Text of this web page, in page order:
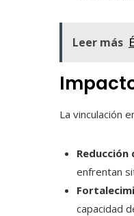
Leer más
La vinculación
enfrentan
capacidad